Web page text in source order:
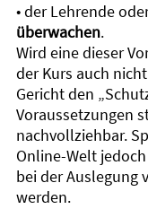
• der Lehrende
überwachen.
Wird eine dieser
der Kurs auch
Gericht den
Voraussetzungen
nachvollziehbar.
Online-Welt
bei der Auslegung
werden.